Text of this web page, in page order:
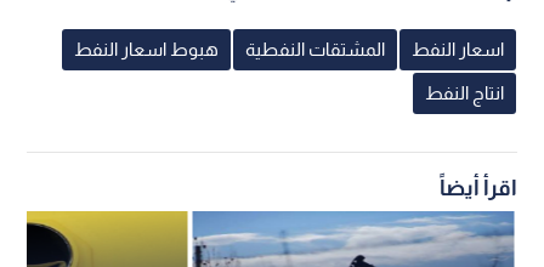
اسعار النفط المشتقات النفطية هبوط اسعار النفط
انتاج النفط
اقرأ أيضاً